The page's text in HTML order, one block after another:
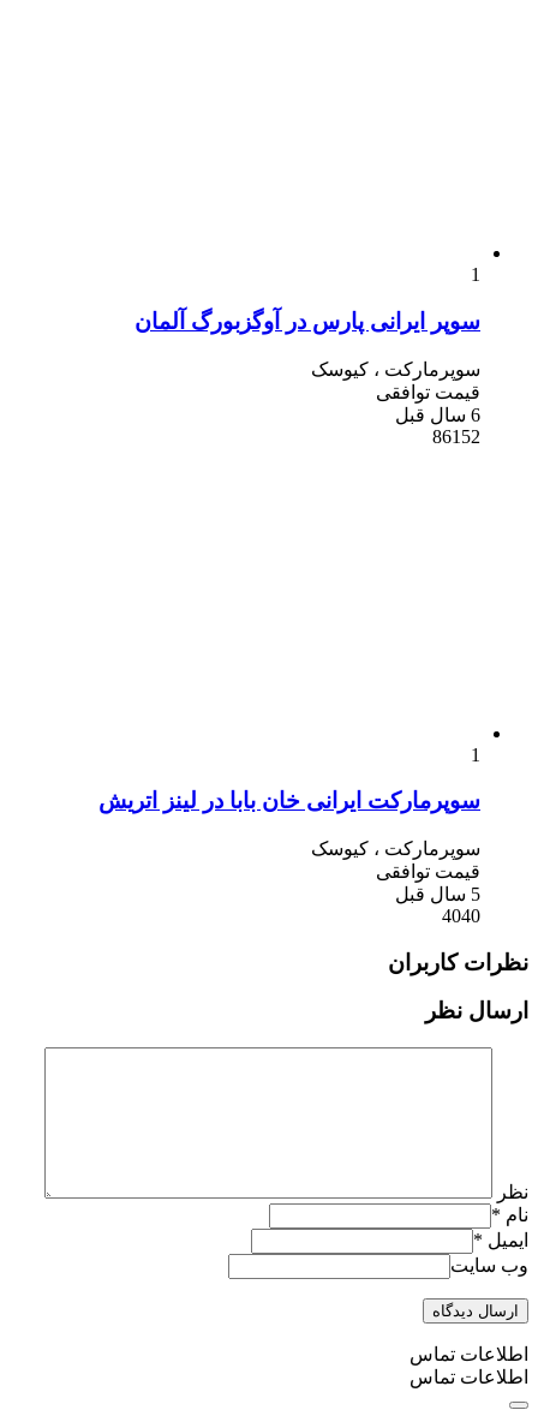
سوپر ایرانی پارس در آوگزبورگ آلمان
سوپرمارکت ، کیوسک
قیمت توافقی
86152
سوپرمارکت ایرانی خان بابا در لینز اتریش
سوپرمارکت ، کیوسک
قیمت توافقی
4040
نظرات کاربران
ارسال نظر
نظر
نام*
ایمیل *
وب سایت
اطلاعات تماس
اطلاعات تماس